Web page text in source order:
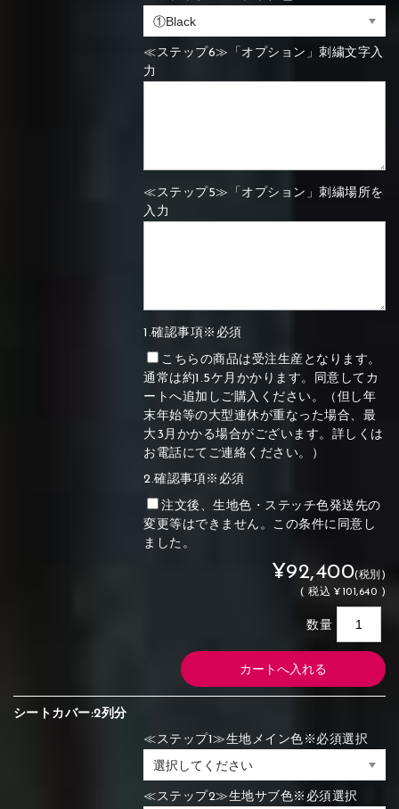
≪ステップ6≫「オプション」刺繍文字入
力
≪ステップ5≫「オプション」刺繍場所を
入力
1.確認事項※必須
こちらの商品は受注生産となります。
通常は約1.5ケ月かかります。同意してカ
ートへ追加しご購入ください。（但し年
末年始等の大型連休が重なった場合、最
大3月かかる場合がございます。詳しくは
お電話にてご連絡ください。）
2.確認事項※必須
注文後、生地色・ステッチ色発送先の
変更等はできません。この条件に同意し
ました。
¥92,400(税別)
(税込 ¥101,640 )
数量
シートカバー:2列分
≪ステップ1≫生地メイン色※必須選択
≪ステップ2≫生地サブ色※必須選択